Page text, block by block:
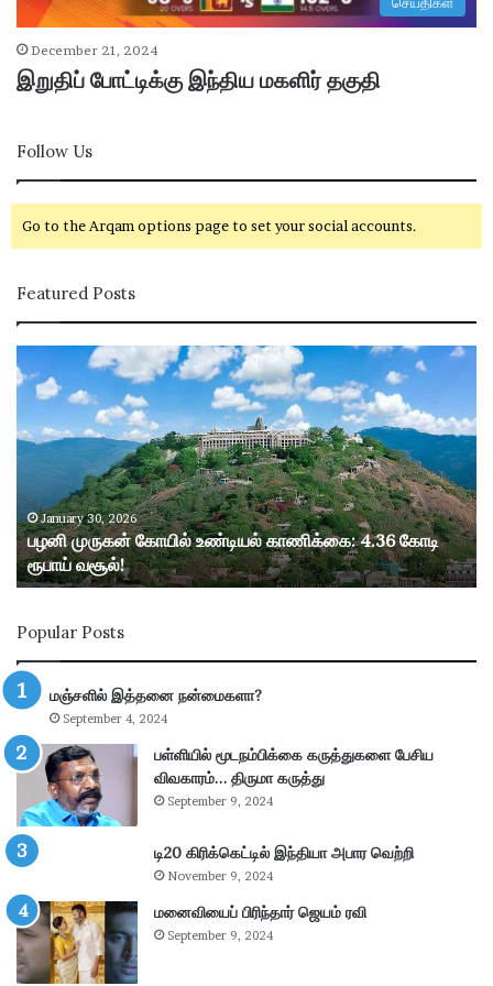
December 21, 2024
இறுதிப் போட்டிக்கு இந்திய மகளிர் தகுதி
Follow Us
Go to the Arqam options page to set your social accounts.
Featured Posts
ழ
மு
ன்
கோ
யி
ல்
உ
டி
ய
ல்
கா
க்
கை
4
.
3
கோ
டி
ரூ
பா
January 30, 2026
பழனி முருகன் கோயில் உண்டியல் காணிக்கை: 4.36 கோடி
ரூபாய் வசூல்!
Popular Posts
மஞ்சளில் இத்தனை நன்மைகளா?
September 4, 2024
பள்ளியில் மூடநம்பிக்கை கருத்துகளை பேசிய
விவகாரம்… திருமா கருத்து
September 9, 2024
டி20 கிரிக்கெட்டில் இந்தியா அபார வெற்றி
November 9, 2024
மனைவியைப் பிரிந்தார் ஜெயம் ரவி
September 9, 2024